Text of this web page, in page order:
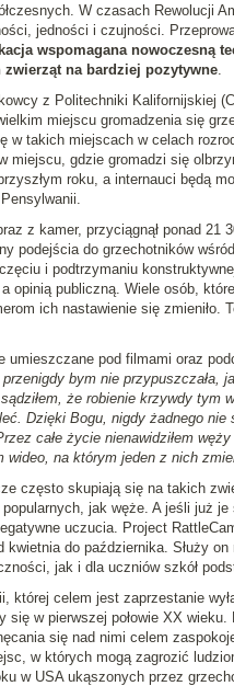
W czasach Rewolucji
jedności i czujności.
wspomagana nowoczesną
zwierząt na bardziej pozytywne.
z Politechniki Kalifornijskiej
miejscu gromadzenia się
w takich miejscach w celach
miejscu, gdzie gromadzi się
roku, a internauci będą
z kamer, przyciągnął ponad 21
podejścia do grzechotników
i podtrzymaniu
opinią publiczną. Wiele osób,
ich nastawienie się zmieniło.
umieszczane pod filmami oraz
bym nie przypuszczała,
sądziłem, że robienie krzywdy tym
Dzięki Bogu, nigdy żadnego nie
całe życie nienawidziłem
wideo, na którym jeden z nich
często skupiają się na takich
popularnych, jak węże. A jeśli już
uczucia. Project
do października. Służy
jak i dla uczniów szkół
której celem jest zaprzestanie
się w pierwszej połowie XX
się nad nimi celem
w których mogą zagrozić
w USA ukąszonych przez